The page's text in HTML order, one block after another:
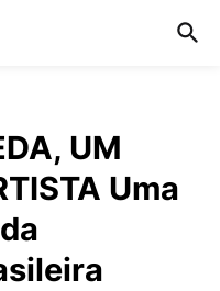
UM
Uma